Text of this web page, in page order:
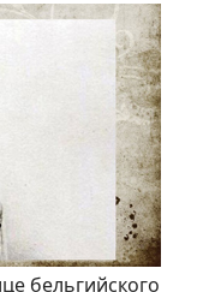
бельгийского